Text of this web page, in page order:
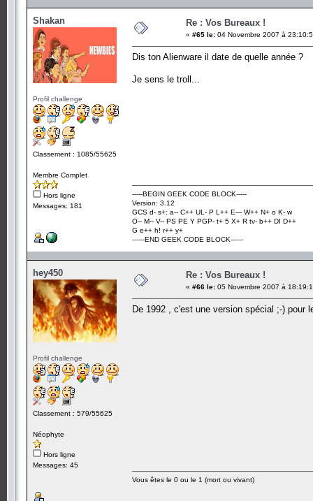
Shakan
Profil challenge
Classement : 1085/55625
Membre Complet
Hors ligne
Messages: 181
Re : Vos Bureaux !
« #65 le: 04 Novembre 2007 à
Dis ton Alienware il date de quelle année ?
Je sens le troll...
-----BEGIN GEEK CODE BLOCK-----
Version: 3.12
GCS d- s+: a-- C++ UL- P L++ E--- W++ N+ o K- w
O-- M-- V-- PS PE Y PGP- t+ 5 X+ R tv- b++ DI D++
G e++ h! r++ y+
------END GEEK CODE BLOCK------
hey450
Profil challenge
Classement : 579/55625
Néophyte
Hors ligne
Messages: 45
Re : Vos Bureaux !
« #66 le: 05 Novembre 2007 à
De 1992 , c'est une version spécial ;-) pour
Vous êtes le 0 ou le 1 (mort ou vivant)